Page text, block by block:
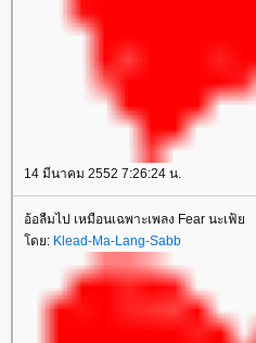
14 มีนาคม 2552 7:26:24 น.
อ้อลืมไป เหมือนเฉพาะเพลง Fear นะเฟ้ย
โดย: Klead-Ma-Lang-Sabb